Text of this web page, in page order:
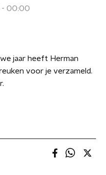
- 00:00
jaar heeft Herman
voor je verzameld.